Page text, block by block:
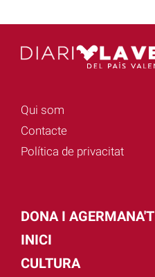
Qui som
Contacte
Política de privacitat
DONA I AGERMANA'T
INICI
CULTURA